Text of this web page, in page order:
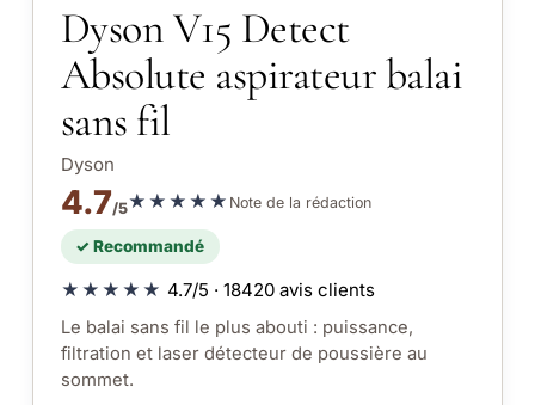
Dyson V15 Detect
Absolute aspirateur balai
sans fil
Dyson
4.7/5★★★★★ Note de la rédaction
✓ Recommandé
★★★★★ 4.7/5 · 18420 avis clients
Le balai sans fil le plus abouti : puissance,
filtration et laser détecteur de poussière au
sommet.